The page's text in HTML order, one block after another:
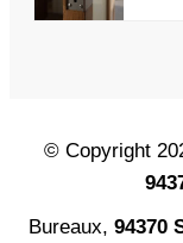
© Copyright
Bureaux, 94370